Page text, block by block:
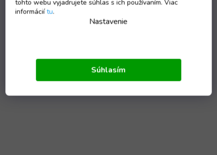
tohto webu vyjadrujete súhlas s ich používaním. Viac
informáciítu.
Nastavenie
Súhlasím